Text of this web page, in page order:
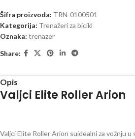
Šifra proizvoda: TRN-0100501
Kategorija: Trenažeri za bicikl
Oznaka: trenazer
Share:
Opis
Valjci Elite Roller Arion
Valjci Elite Roller Arion suidealni za vožnju